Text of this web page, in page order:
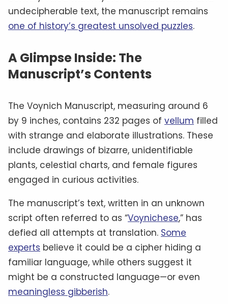
undecipherable text, the manuscript remains
one of history’s greatest unsolved puzzles.
A Glimpse Inside: The
Manuscript’s Contents
The Voynich Manuscript, measuring around 6
by 9 inches, contains 232 pages of vellum filled
with strange and elaborate illustrations. These
include drawings of bizarre, unidentifiable
plants, celestial charts, and female figures
engaged in curious activities.
The manuscript’s text, written in an unknown
script often referred to as “Voynichese,” has
defied all attempts at translation. Some
experts believe it could be a cipher hiding a
familiar language, while others suggest it
might be a constructed language—or even
meaningless gibberish.